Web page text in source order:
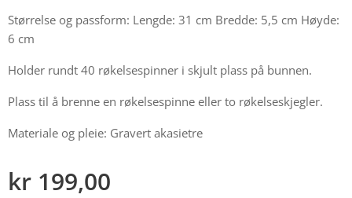
Størrelse og passform: Lengde: 31 cm Bredde: 5,5 cm Høyde:
6 cm
Holder rundt 40 røkelsespinner i skjult plass på bunnen.
Plass til å brenne en røkelsespinne eller to røkelseskjegler.
Materiale og pleie: Gravert akasietre
kr 199,00